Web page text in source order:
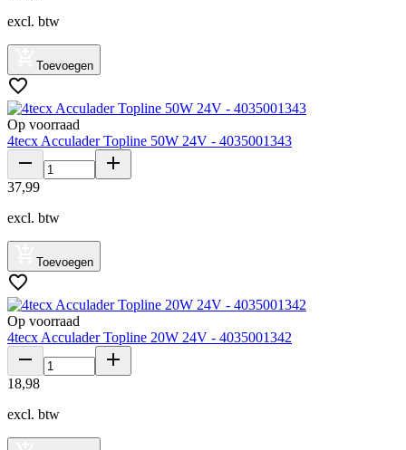
excl. btw
Toevoegen
Op voorraad
4tecx Acculader Topline 50W 24V - 4035001343
37,99
excl. btw
Toevoegen
Op voorraad
4tecx Acculader Topline 20W 24V - 4035001342
18,98
excl. btw